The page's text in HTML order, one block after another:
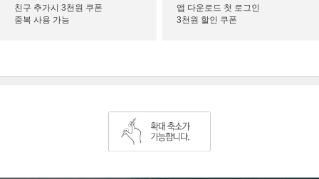
친구 추가시 3천원 쿠폰
중복 사용 가능
앱 다운로드 첫 로그인
3천원 할인 쿠폰